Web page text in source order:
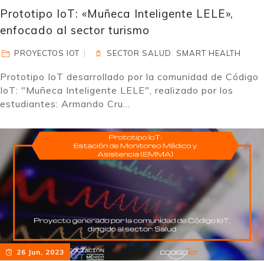
Prototipo IoT: «Muñeca Inteligente LELE»,
enfocado al sector turismo
PROYECTOS IOT SECTOR SALUD SMART HEALTH
Prototipo IoT desarrollado por la comunidad de Código
IoT: "Muñeca Inteligente LELE", realizado por los
estudiantes: Armando Cru...
26 Jun, 2023